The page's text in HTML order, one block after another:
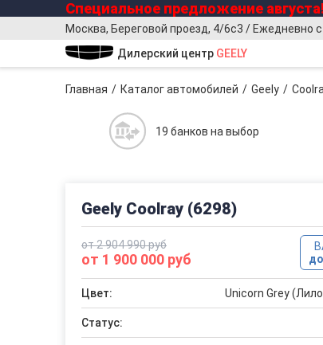
Специальное предложение августа!
Москва, Береговой проезд, 4/6с3 / Ежедневно с
Дилерский центр GEELY
Главная Каталог автомобилей Geely
19 банков на выбор
Geely Coolray (6298)
от 2 904 990 руб
от 1 900 000 руб
Цвет: Unicorn Grey
Статус: